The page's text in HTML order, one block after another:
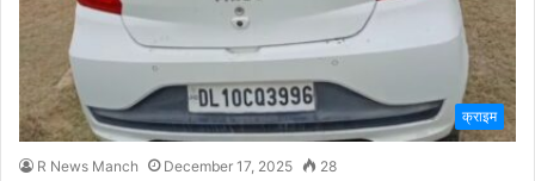
क्राइम
R News Manch December 17, 2025 28